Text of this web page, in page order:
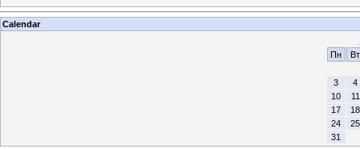
Calendar
Пн
Вт
3
4
10
11
17
18
24
25
31